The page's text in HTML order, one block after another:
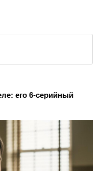
его 6-серийный